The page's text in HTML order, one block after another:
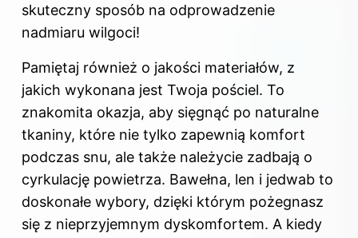
skuteczny sposób na odprowadzenie
nadmiaru wilgoci!
Pamiętaj również o jakości materiałów, z
jakich wykonana jest Twoja pościel. To
znakomita okazja, aby sięgnąć po naturalne
tkaniny, które nie tylko zapewnią komfort
podczas snu, ale także należycie zadbają o
cyrkulację powietrza. Bawełna, len i jedwab to
doskonałe wybory, dzięki którym pożegnasz
się z nieprzyjemnym dyskomfortem. A kiedy